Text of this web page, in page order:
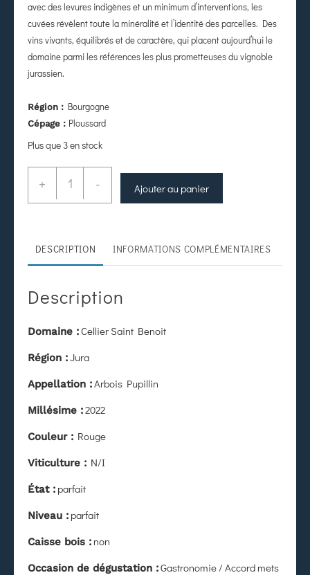
avec des levures indigènes et un minimum d’interventions, les
cuvées révèlent toute la minéralité et l’identité des parcelles. Des
vins vivants, équilibrés et de caractère, qui placent aujourd’hui le
domaine parmi les références les plus prometteuses du vignoble
jurassien.
Région : Bourgogne
Cépage : Ploussard
Plus que 3 en stock
+ - Ajouter au panier
DESCRIPTION INFORMATIONS COMPLÉMENTAIRES
Description
Domaine :Cellier Saint Benoit
Région :Jura
Appellation :Arbois Pupillin
Millésime :2022
Couleur : Rouge
Viticulture : N/I
État: parfait
Niveau : parfait
Caisse bois : non
Occasion de dégustation :Gastronomie / Accord mets